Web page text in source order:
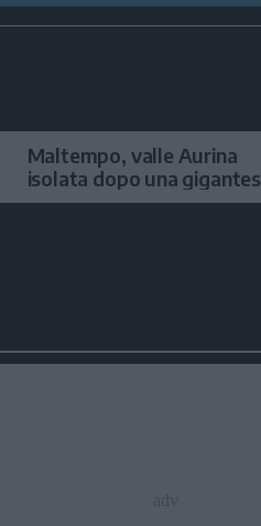
VIDEO
Maltempo, valle Aurina
isolata dopo una
frana